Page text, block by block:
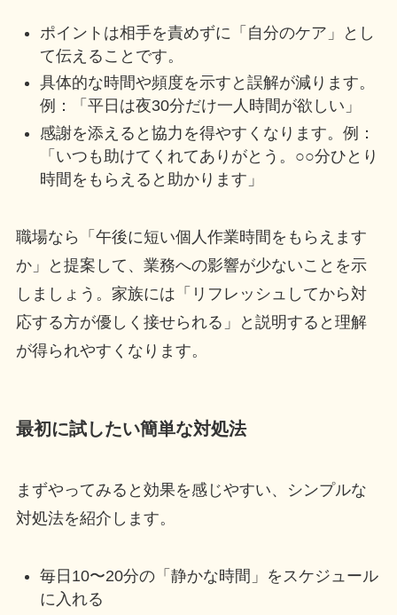
ポイントは相手を責めずに「自分のケア」とし
て伝えることです。
具体的な時間や頻度を示すと誤解が減ります。
例：「平日は夜30分だけ一人時間が欲しい」
感謝を添えると協力を得やすくなります。例：
「いつも助けてくれてありがとう。○○分ひとり
時間をもらえると助かります」
職場なら「午後に短い個人作業時間をもらえます
か」と提案して、業務への影響が少ないことを示
しましょう。家族には「リフレッシュしてから対
応する方が優しく接せられる」と説明すると理解
が得られやすくなります。
最初に試したい簡単な対処法
まずやってみると効果を感じやすい、シンプルな
対処法を紹介します。
毎日10〜20分の「静かな時間」をスケジュール
に入れる